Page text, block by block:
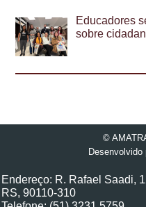
Educadores
sobre
©
Desenvolvido
Endereço: R. Rafael Saadi,
RS, 90110-310